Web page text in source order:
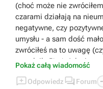
(choć może nie
czarami działają na
negatywne, czy
umysłu - a sam dość
zwróciłeś na to uwagę
poradnik :P). ;) Jak nie
żeby nikt się nie naciął. ;)
Pokaż całą wiadomość
Odpowiedz  Forum